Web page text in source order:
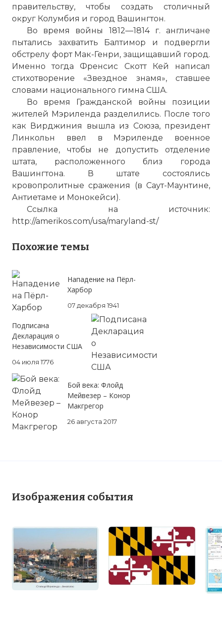
правительству, чтобы создать столичный
округ Колумбия и город Вашингтон.
Во время войны 1812—1814 г. англичане
пытались захватить Балтимор и подвергли
обстрелу форт Мак-Генри, защищавший город.
Именно тогда Френсис Скотт Кей написал
стихотворение «Звездное знамя», ставшее
словами национального гимна США.
Во время Гражданской войны позиции
жителей Мэриленда разделились. После того
как Вирджиния вышла из Союза, президент
Линкольн ввел в Мэриленде военное
правление, чтобы не допустить отделение
штата, расположенного близ города
Вашингтона. В штате состоялись
кровопролитные сражения (в Саут-Маунтине,
Антиетаме и Монокейси).
Ссылка на источник:
http://amerikos.com/usa/maryland-st/
Похожие темы
Нападение на Пёрл-
Харбор
07 декабря 1941
Подписана
Декларация о
Независимости США
04 июля 1776
Бой века: Флойд
Мейвезер – Конор
Макгрегор
26 августа 2017
Изображения события